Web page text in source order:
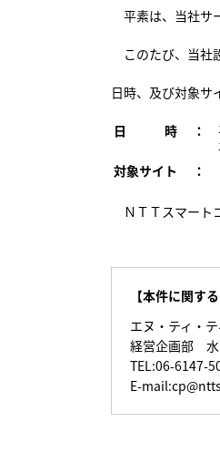
平素は、当社サ
このたび、当社
日時、及び対象サ
日 時 ：
対象サイト ：
ＮＴＴスマート
【本件に関す
エヌ・ティ・
経営企画部
TEL:06-6147-
E-